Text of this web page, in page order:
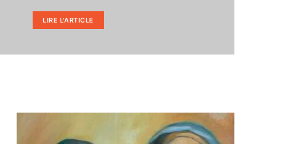
LIRE L'ARTICLE